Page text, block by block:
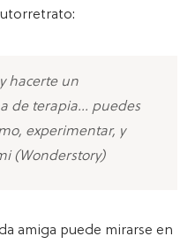
hacerte un
de terapia… puedes
experimentar, y
(Wonderstory)
amiga puede mirarse en